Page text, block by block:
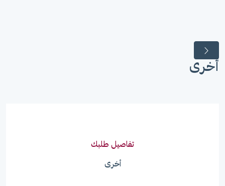
أخرى
تفاصيل طلبك
أخرى